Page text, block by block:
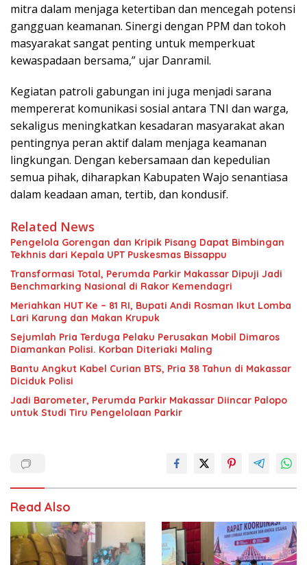
mitra dalam menjaga ketertiban dan mencegah potensi
gangguan keamanan. Sinergi dengan PPM dan tokoh
masyarakat sangat penting untuk memperkuat
kewaspadaan bersama,” ujar Danramil.
Kegiatan patroli gabungan ini juga menjadi sarana
mempererat komunikasi sosial antara TNI dan warga,
sekaligus meningkatkan kesadaran masyarakat akan
pentingnya peran aktif dalam menjaga keamanan
lingkungan. Dengan kebersamaan dan kepedulian
semua pihak, diharapkan Kabupaten Wajo senantiasa
dalam keadaan aman, tertib, dan kondusif.
Related News
Pengelola Gorengan dan Kripik Pisang Dapat Bimbingan
Tekhnis dari Kepala UPT Puskesmas Bissappu
Transformasi Total, Perumda Parkir Makassar Dipuji Jadi
Benchmarking Nasional di Rakor Kemendagri
Meriahkan HUT Ke – 81 RI, Bupati Andi Rosman Ikut Lomba
Lari Karung dan Makan Krupuk
Sejumlah Pria Terduga Pelaku Perusakan Mobil Dimaros
Diamankan Polisi. Korban Diteriaki Maling
Bantu Angkut Kabel Curian BTS, Pria 38 Tahun di Makassar
Diciduk Polisi
Jadi Barometer, Perumda Parkir Makassar Diincar Palopo
untuk Studi Tiru Pengelolaan Parkir
Read Also